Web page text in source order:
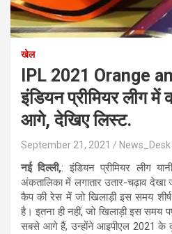
खेल
IPL 2021 Orange
इंडियन प्रीमियर लीग में
आगे, देखिए लिस्ट.
September 21, 2021 News_Desk
नई दिल्ली,: इंडियन प्रीमियर लीग
अंकतालिका में लगातार उतार-चढ़ाव
कैप की रेस में जो खिलाड़ी इस समय शीर्ष
है। इतना ही नहीं, जो खिलाड़ी इस
सबसे आगे हैं, उन्होंने आइपीएल 2021 के